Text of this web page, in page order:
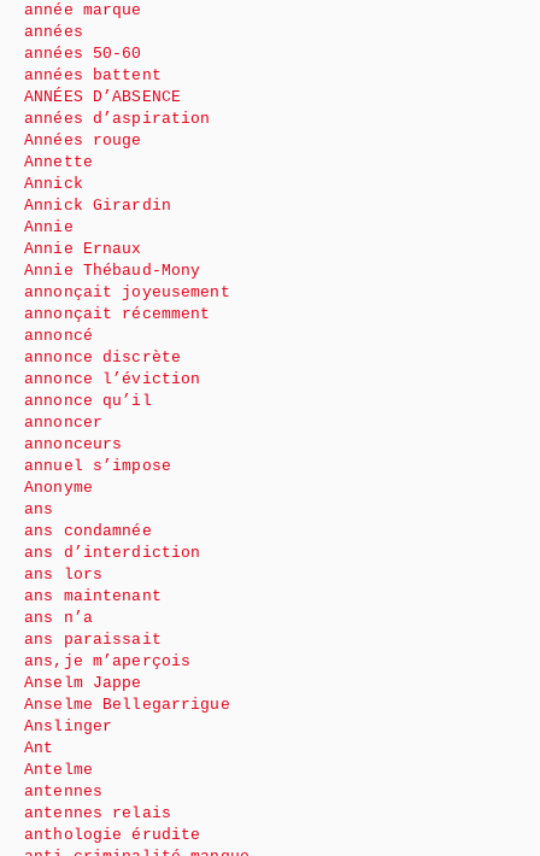
année marque
années
années 50-60
années battent
ANNÉES D’ABSENCE
années d’aspiration
Années rouge
Annette
Annick
Annick Girardin
Annie
Annie Ernaux
Annie Thébaud-Mony
annonçait joyeusement
annonçait récemment
annoncé
annonce discrète
annonce l’éviction
annonce qu’il
annoncer
annonceurs
annuel s’impose
Anonyme
ans
ans condamnée
ans d’interdiction
ans lors
ans maintenant
ans n’a
ans paraissait
ans,je m’aperçois
Anselm Jappe
Anselme Bellegarrigue
Anslinger
Ant
Antelme
antennes
antennes relais
anthologie érudite